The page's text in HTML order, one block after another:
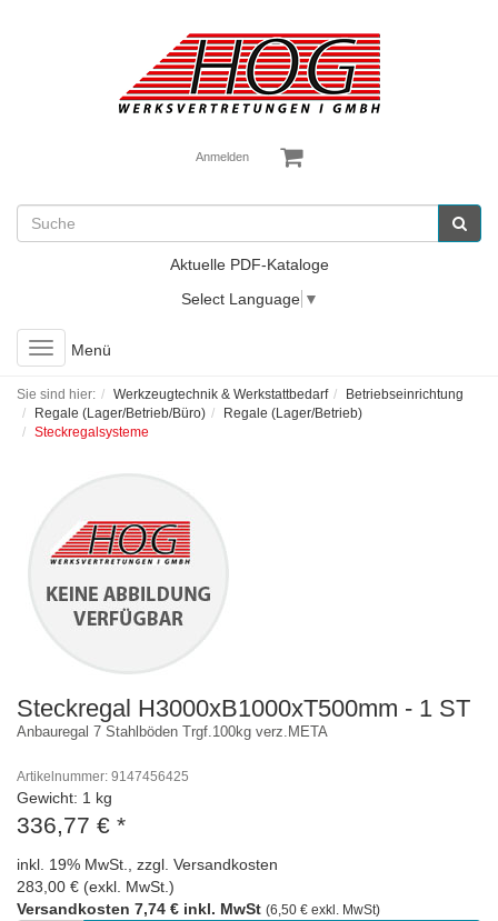
Anmelden
Aktuelle PDF-Kataloge
Select Language ▼
Toggle
navigation
Menü
Sie sind hier: Werkzeugtechnik & Werkstattbedarf
Betriebseinrichtung
Regale (Lager/Betrieb/Büro)
Regale (Lager/Betrieb)
Steckregalsysteme
Steckregal H3000xB1000xT500mm - 1 ST
Anbauregal 7 Stahlböden Trgf.100kg verz.META
Artikelnummer: 9147456425
Gewicht: 1 kg
336,77 € *
inkl. 19% MwSt., zzgl. Versandkosten
283,00 € (exkl. MwSt.)
Versandkosten 7,74 € inkl. MwSt (6,50 € exkl. MwSt)